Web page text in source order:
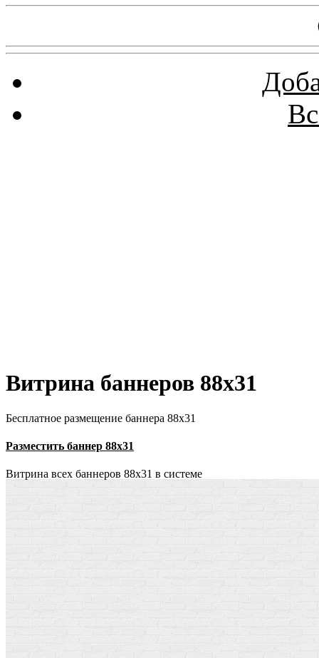
Витрина баннеров 88x31
Бесплатное размещение баннера 88х31
Разместить баннер 88х31
Витрина всех баннеров 88x31 в системе